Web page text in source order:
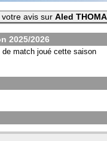
votre avis sur Aled
2025/2026
de match joué cette saison